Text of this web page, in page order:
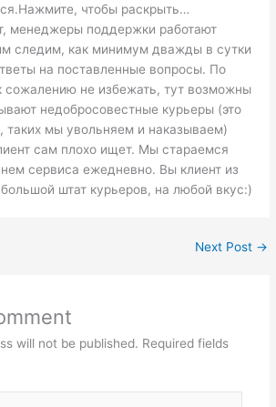
чтобы раскрыть…
менеджеры поддержки работают
следим, как минимум дважды в сутки
на поставленные вопросы. По
сожалению не избежать, тут возможны
недобросовестные курьеры (это
таких мы увольняем и наказываем)
сам плохо ищет. Мы стараемся
сервиса ежедневно. Вы клиент из
штат курьеров, на любой вкус:)
Next Post →
will not be published. Required fields